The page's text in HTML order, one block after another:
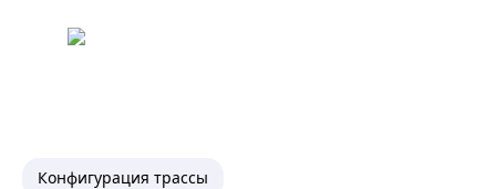
Конфигурация трассы